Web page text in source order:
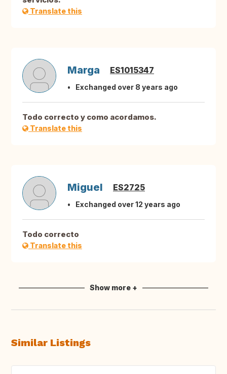
Translate this
Marga ES1015347
Exchanged over 8 years ago
Todo correcto y como acordamos.
Translate this
Miguel ES2725
Exchanged over 12 years ago
Todo correcto
Translate this
Show more +
Similar Listings